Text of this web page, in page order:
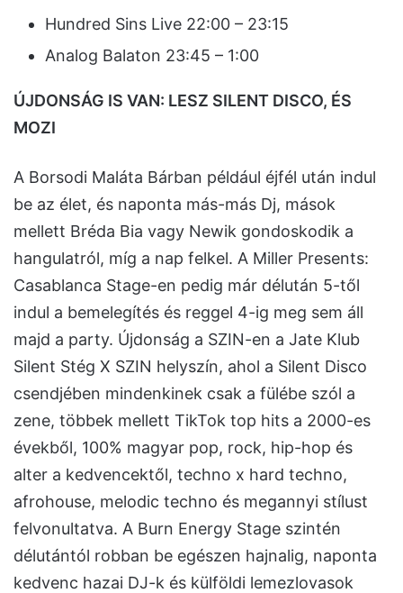
Hundred Sins Live 22:00 – 23:15
Analog Balaton 23:45 – 1:00
ÚJDONSÁG IS VAN: LESZ SILENT DISCO, ÉS
MOZI
A Borsodi Maláta Bárban például éjfél után indul
be az élet, és naponta más-más Dj, mások
mellett Bréda Bia vagy Newik gondoskodik a
hangulatról, míg a nap felkel. A Miller Presents:
Casablanca Stage-en pedig már délután 5-től
indul a bemelegítés és reggel 4-ig meg sem áll
majd a party. Újdonság a SZIN-en a Jate Klub
Silent Stég X SZIN helyszín, ahol a Silent Disco
csendjében mindenkinek csak a fülébe szól a
zene, többek mellett TikTok top hits a 2000-es
évekből, 100% magyar pop, rock, hip-hop és
alter a kedvencektől, techno x hard techno,
afrohouse, melodic techno és megannyi stílust
felvonultatva. A Burn Energy Stage szintén
délutántól robban be egészen hajnalig, naponta
kedvenc hazai DJ-k és külföldi lemezlovasok